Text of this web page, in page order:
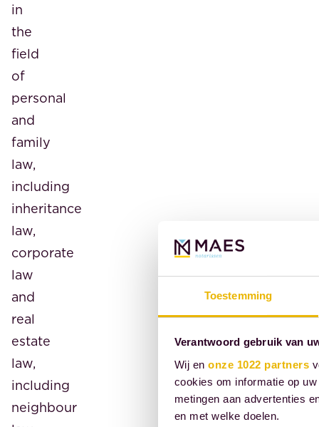
Toestemming
Verantwoord gebruik van
Wij en onze 1022 partners
cookies om informatie op
metingen aan advertenties
en met welke doelen.
in
the
field
of
personal
and
family
law,
including
inheritance
law,
corporate
law
and
real
estate
law,
including
neighbour